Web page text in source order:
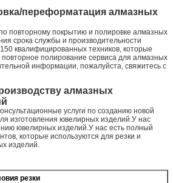
переформатация алмазных
повторному покрытию и полировке алмазных
срока службы и производительности
квалифицированных техников, которые
полирование сервиса для алмазных
информации, пожалуйста, свяжитесь с
алмазных
услуги по созданию новой
изготовления ювелирных изделий.У нас
ювелирных изделий.У нас есть полный
которые используются для резки и
изделий.
резки